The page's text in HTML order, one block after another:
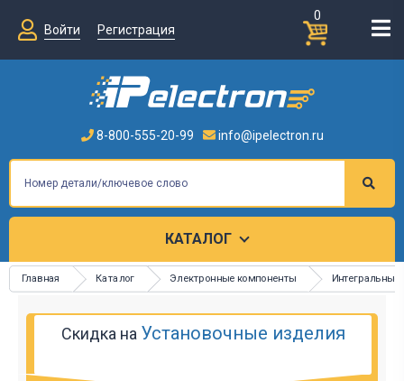
0
Войти
Регистрация
8-800-555-20-99 info@ipelectron.ru
КАТАЛОГ
Главная Каталог Электронные компоненты Интегральные
Скидка на Установочные изделия